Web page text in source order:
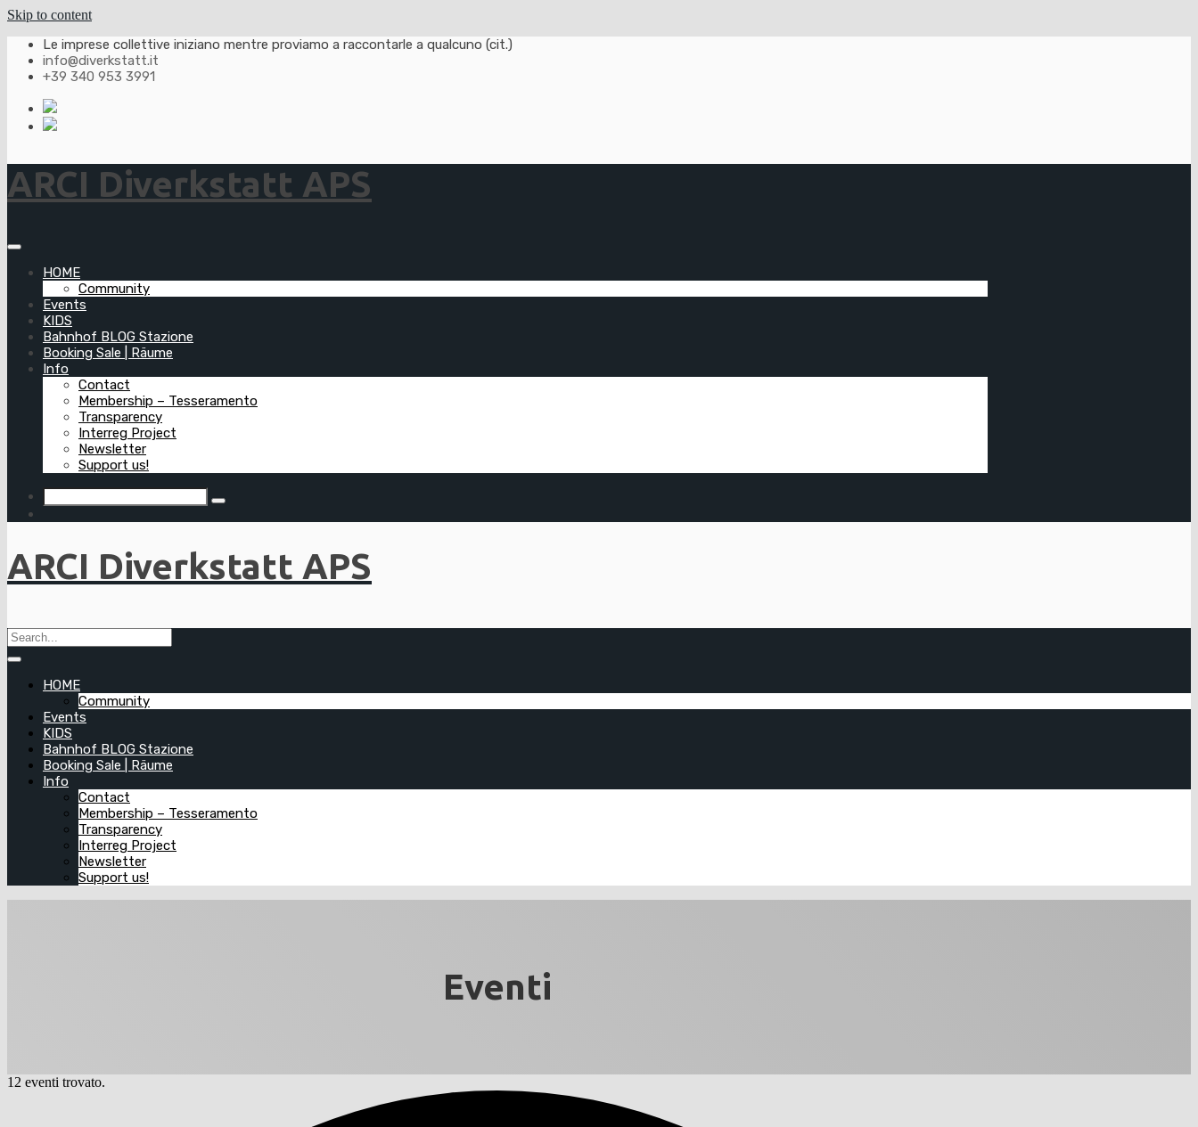
Skip to content
Le imprese collettive iniziano mentre proviamo a raccontarle a qualcuno (cit.)
info@diverkstatt.it
+39 340 953 3991
ARCI Diverkstatt APS
HOME
Community
Events
KIDS
Bahnhof BLOG Stazione
Booking Sale | Räume
Info
Contact
Membership – Tesseramento
Transparency
Interreg Project
Newsletter
Support us!
ARCI Diverkstatt APS
HOME
Community
Events
KIDS
Bahnhof BLOG Stazione
Booking Sale | Räume
Info
Contact
Membership – Tesseramento
Transparency
Interreg Project
Newsletter
Support us!
Eventi
12 eventi trovato.